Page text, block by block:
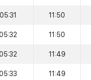
05:31 11:50
11:50
11:49
11:49